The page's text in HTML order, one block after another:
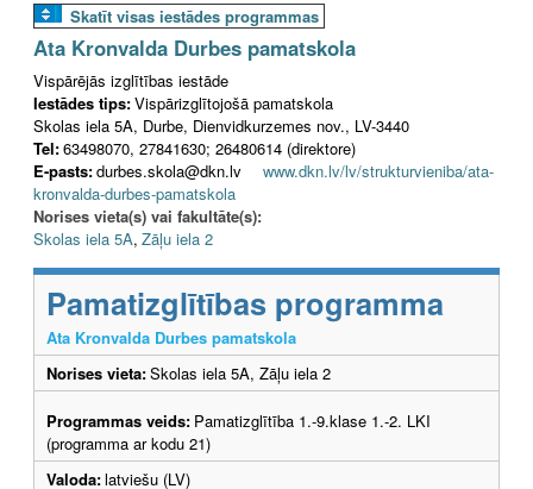
Skatīt visas iestādes programmas
Ata Kronvalda Durbes pamatskola
Vispārējās izglītības iestāde
Iestādes tips:Vispārizglītojošā pamatskola
Skolas iela 5A, Durbe, Dienvidkurzemes nov., LV-3440
Tel:63498070, 27841630; 26480614 (direktore)
E-pasts:durbes.skola@dkn.lv www.dkn.lv/lv/strukturvieniba/ata-
kronvalda-durbes-pamatskola
Norises vieta(s) vai fakultāte(s):
Skolas iela 5A, Zāļu iela 2
Pamatizglītības programma
Ata Kronvalda Durbes pamatskola
Norises vieta:Skolas iela 5A, Zāļu iela 2
Programmas veids: Pamatizglītība 1.-9.klase 1.-2. LKI
(programma ar kodu 21)
Valoda:latviešu (LV)